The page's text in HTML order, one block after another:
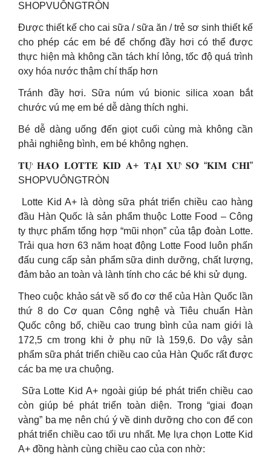
SHOPVUÔNGTRÒN
Được thiết kế cho cai sữa / sữa ăn / trẻ sơ sinh thiết kế
cho phép các em bé để chống đầy hơi có thể được
thực hiện mà không cần tách khí lỏng, tốc độ quá trình
oxy hóa nước thậm chí thấp hơn
Tránh đầy hơi. Sữa núm vú bionic silica xoan bắt
chước vú mẹ em bé dễ dàng thích nghi.
Bé dễ dàng uống đến giọt cuối cùng mà không cần
phải nghiêng bình, em bé không nghẹn.
𝐓𝐔̛̣ 𝐇𝐀̀𝐎 𝐋𝐎𝐓𝐓𝐄 𝐊𝐈𝐃 𝐀+ 𝐓𝐀̣𝐈 𝐗𝐔̛́ 𝐒𝐎̛̉ “𝐊𝐈𝐌 𝐂𝐇𝐈”
SHOPVUÔNGTRÒN
️ Lotte Kid A+ là dòng sữa phát triển chiều cao hàng
đầu Hàn Quốc là sản phẩm thuộc Lotte Food – Công
ty thực phẩm tổng hợp “mũi nhọn” của tập đoàn Lotte.
Trải qua hơn 63 năm hoạt động Lotte Food luôn phấn
đấu cung cấp sản phẩm sữa dinh dưỡng, chất lượng,
đảm bảo an toàn và lành tính cho các bé khi sử dụng.
Theo cuộc khảo sát về số đo cơ thể của Hàn Quốc lần
thứ 8 do Cơ quan Công nghệ và Tiêu chuẩn Hàn
Quốc công bố, chiều cao trung bình của nam giới là
172,5 cm trong khi ở phụ nữ là 159,6. Do vậy sản
phẩm sữa phát triển chiều cao của Hàn Quốc rất được
các ba mẹ ưa chuộng.
️ Sữa Lotte Kid A+ ngoài giúp bé phát triển chiều cao
còn giúp bé phát triển toàn diện. Trong “giai đoạn
vàng” ba mẹ nên chú ý về dinh dưỡng cho con để con
phát triển chiều cao tối ưu nhất. Mẹ lựa chọn Lotte Kid
A+ đồng hành cùng chiều cao của con nhờ: